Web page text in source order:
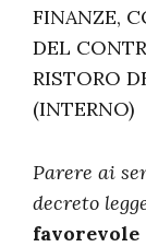
FINANZE,
DEL
RISTORO
(INTERNO)
Parere ai
decreto
favorevole